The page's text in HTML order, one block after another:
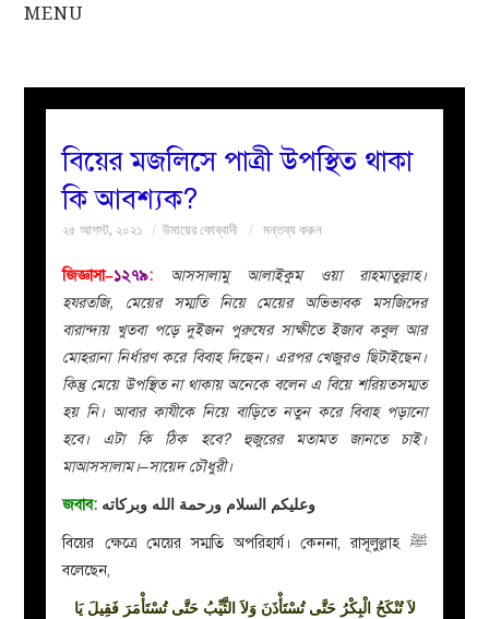
MENU
সকল
বয়ান
নারীদের
মজলিস
প্রশ্ন
করুন
বিয়ের মজলিসে পাত্রী উপস্থিত থাকা
কি আবশ্যক?
২৫ আগস্ট, ২০২১ উমায়ের কোব্বাদী মন্তব্য করুন
জিজ্ঞাসা–১২৭৯:
আসসালামু আলাইকুম ওয়া রাহমাতুল্লাহ।
হযরতজি, মেয়ের সম্মতি নিয়ে মেয়ের অভিভাবক মসজিদের
বারান্দায় খুতবা পড়ে দুইজন পুরুষের সাক্ষীতে ইজাব কবুল আর
মোহরানা নির্ধারণ করে বিবাহ দিছেন। এরপর খেজুরও ছিটাইছেন।
কিন্তু মেয়ে উপস্থিত না থাকায় অনেকে বলেন এ বিয়ে শরিয়তসম্মত
হয় নি। আবার কাযীকে নিয়ে বাড়িতে নতুন করে বিবাহ পড়ানো
হবে। এটা কি ঠিক হবে? হুজুরের মতামত জানতে চাই।
মাআসসালাম।–সায়েদ চৌধুরী।
জবাব: وعليكم السلام ورحمة الله وبركاته
বিয়ের ক্ষেত্রে মেয়ের সম্মতি অপরিহার্য। কেননা, রাসূলুল্লাহ ﷺ
বলেছেন,
لاَ تُنْكَحُ الْبِكْرُ حَتَّى تُسْتَأْذَنَ وَلاَ الثَّيِّبُ حَتَّى تُسْتَأْمَرَ فَقِيلَ يَا